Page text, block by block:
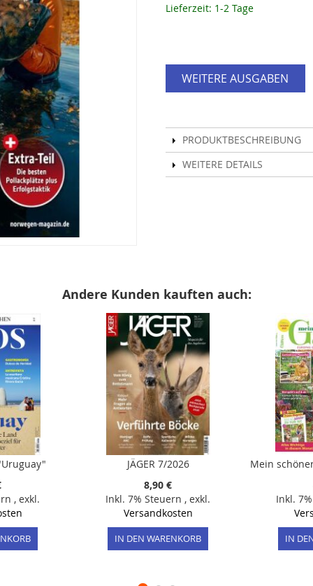
Lieferzeit: 1-2 Tage
WEITERE AUSGABEN
PRODUKTBESCHREIBUNG
WEITERE DETAILS
Andere Kunden kauften auch:
, exkl.
JÄGER 7/2026
8,90 €
Inkl. 7% Steuern , exkl.
Versandkosten
IN DEN WARENKORB
Inkl.
IN